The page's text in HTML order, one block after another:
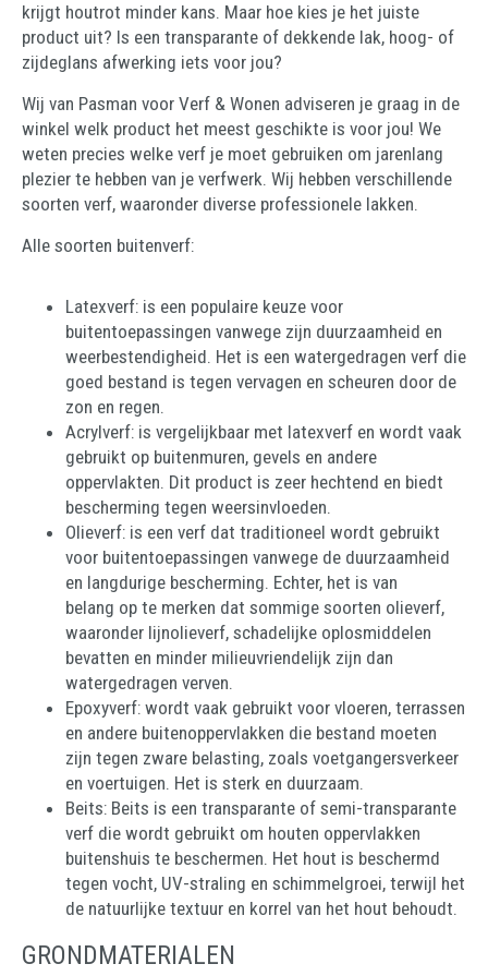
krijgt houtrot minder kans. Maar hoe kies je het juiste
product uit? Is een transparante of dekkende lak, hoog- of
zijdeglans afwerking iets voor jou?
Wij van Pasman voor Verf & Wonen adviseren je graag in de
winkel welk product het meest geschikte is voor jou! We
weten precies welke verf je moet gebruiken om jarenlang
plezier te hebben van je verfwerk. Wij hebben verschillende
soorten verf, waaronder diverse professionele lakken.
Alle soorten buitenverf:
Latexverf: is een populaire keuze voor
buitentoepassingen vanwege zijn duurzaamheid en
weerbestendigheid. Het is een watergedragen verf die
goed bestand is tegen vervagen en scheuren door de
zon en regen.
Acrylverf: is vergelijkbaar met latexverf en wordt vaak
gebruikt op buitenmuren, gevels en andere
oppervlakten. Dit product is zeer hechtend en biedt
bescherming tegen weersinvloeden.
Olieverf: is een verf dat traditioneel wordt gebruikt
voor buitentoepassingen vanwege de duurzaamheid
en langdurige bescherming. Echter, het is van
belang op te merken dat sommige soorten olieverf,
waaronder lijnolieverf, schadelijke oplosmiddelen
bevatten en minder milieuvriendelijk zijn dan
watergedragen verven.
Epoxyverf: wordt vaak gebruikt voor vloeren, terrassen
en andere buitenoppervlakken die bestand moeten
zijn tegen zware belasting, zoals voetgangersverkeer
en voertuigen. Het is sterk en duurzaam.
Beits: Beits is een transparante of semi-transparante
verf die wordt gebruikt om houten oppervlakken
buitenshuis te beschermen. Het hout is beschermd
tegen vocht, UV-straling en schimmelgroei, terwijl het
de natuurlijke textuur en korrel van het hout behoudt.
GRONDMATERIALEN